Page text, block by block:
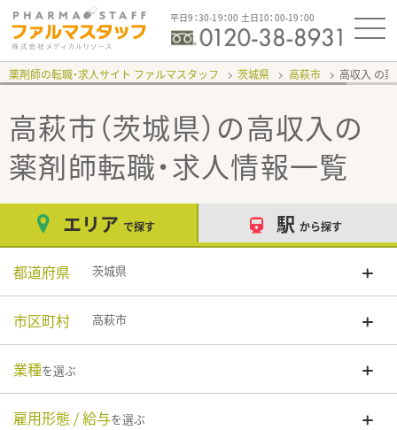
平日9：30-19：00 土日10：00-19：00
薬剤師の転職・求人サイト ファルマスタッフ 茨城県 高萩市 高収入
高萩市（茨城県）の高収入の
薬剤師転職・求人情報一覧
エリア で探す 駅 から探す
都道府県 茨城県
市区町村 高萩市
業種を選ぶ
雇用形態 / 給与を選ぶ